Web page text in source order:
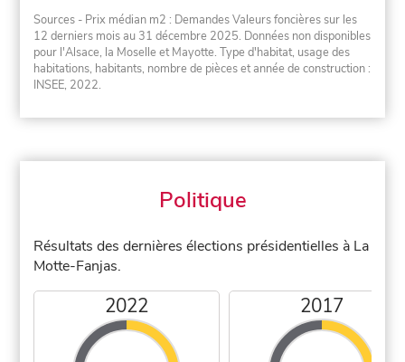
Sources - Prix médian m2 : Demandes Valeurs foncières sur les
12 derniers mois au 31 décembre 2025. Données non disponibles
pour l'Alsace, la Moselle et Mayotte. Type d'habitat, usage des
habitations, habitants, nombre de pièces et année de construction :
INSEE, 2022.
Politique
Résultats des dernières élections présidentielles à La
Motte-Fanjas.
2022 2017